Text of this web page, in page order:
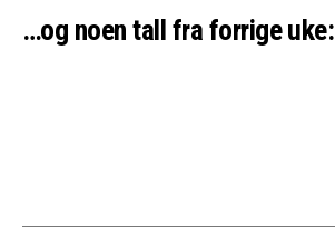
…og noen tall fra forrige uke: